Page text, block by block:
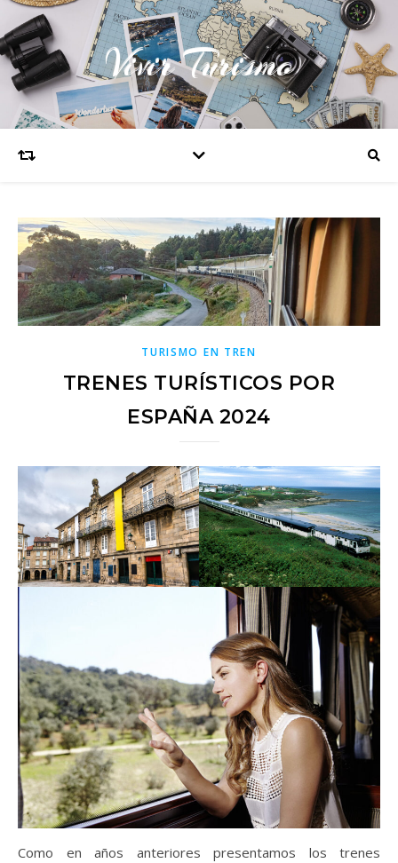
Vivir Turismo
TURISMO EN TREN
TRENES TURÍSTICOS POR
ESPAÑA 2024
Como en años anteriores presentamos los trenes